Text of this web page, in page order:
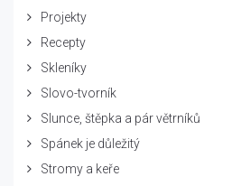
Projekty
Recepty
Skleníky
Slovo-tvorník
Slunce, štěpka a pár větrníků
Spánek je důležitý
Stromy a keře